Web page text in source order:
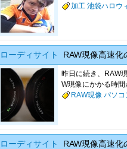
加工 池袋ハロウ
ローディサイト RAW現像高速
昨日に続き、RAW
W現像にかかる時
RAW現像 パソコ
ローディサイト RAW現像高速